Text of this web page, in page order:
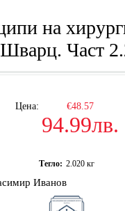
на
Шварц. Част
Цена: €48.57
94.99лв.
Тегло: 2.020 кг
Иванов